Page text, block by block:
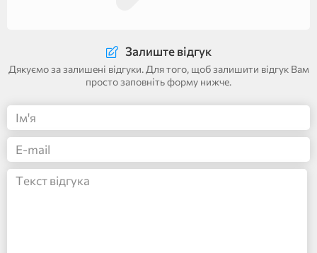
Залиште відгук
Дякуємо за залишені відгуки. Для того, щоб залишити відгук Вам
просто заповніть форму нижче.